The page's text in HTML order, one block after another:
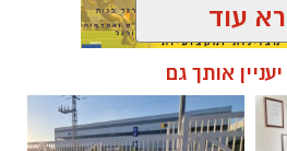
אביטן, שר לשרותי דת,
והסביבה שאיני מכיר
עוד
אותך גם